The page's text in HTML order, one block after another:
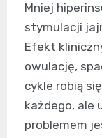
Mniej
stymulacji
Efekt
owulację,
cykle robią
każdego, ale
problemem